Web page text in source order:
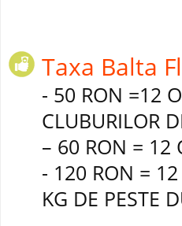
Taxa Balta
- 50 RON =12
CLUBURILOR
– 60 RON = 12
- 120 RON = 12
KG DE PESTE